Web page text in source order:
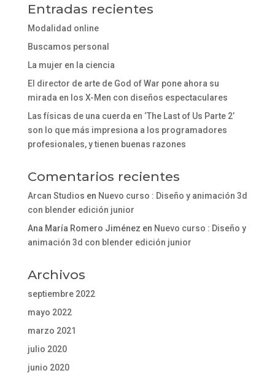
Entradas recientes
Modalidad online
Buscamos personal
La mujer en la ciencia
El director de arte de God of War pone ahora su
mirada en los X-Men con diseños espectaculares
Las físicas de una cuerda en ‘The Last of Us Parte 2’
son lo que más impresiona a los programadores
profesionales, y tienen buenas razones
Comentarios recientes
Arcan Studios en Nuevo curso : Diseño y animación 3d
con blender edición junior
Ana María Romero Jiménez en Nuevo curso : Diseño y
animación 3d con blender edición junior
Archivos
septiembre 2022
mayo 2022
marzo 2021
julio 2020
junio 2020